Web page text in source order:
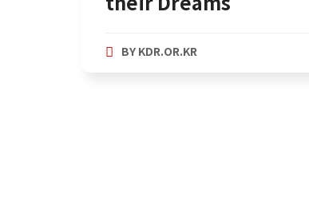
BY KDR.OR.KR